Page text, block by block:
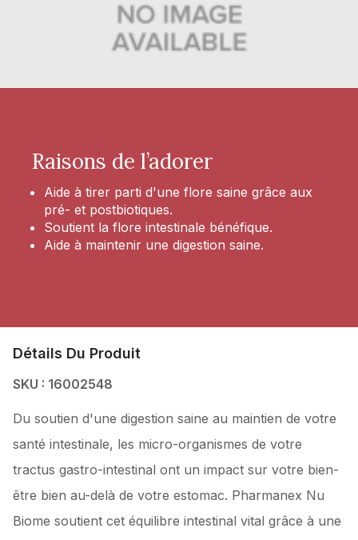
Raisons de l’adorer
Aide à tirer parti d'une flore saine grâce aux
pré- et postbiotiques.
Soutient la flore intestinale bénéfique.
Aide à maintenir une digestion saine.
Détails Du Produit
SKU : 16002548
Du soutien d'une digestion saine au maintien de votre
santé intestinale, les micro-organismes de votre
tractus gastro-intestinal ont un impact sur votre bien-
être bien au-delà de votre estomac. Pharmanex Nu
Biome soutient cet équilibre intestinal vital grâce à une